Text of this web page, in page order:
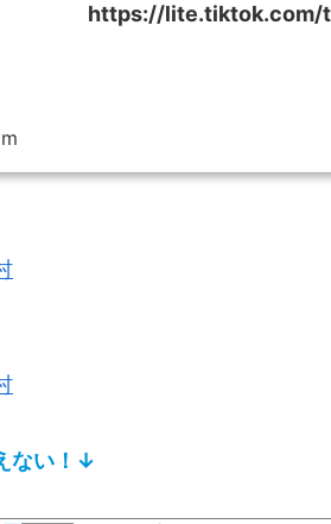
https://lite.tiktok.com/
ない！↓